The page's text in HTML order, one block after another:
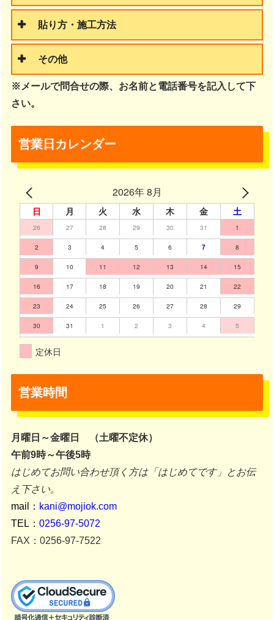
貼り方・施工方法
その他
※メールで問合せの際、お名前と電話番号を記入して下
さい。
営業日カレンダー
2026年 8月
日 月 火 水 木 金 土
26 27 28 29 30 31 1
2 3 4 5 6 7 8
9 10 11 12 13 14 15
16 17 18 19 20 21 22
23 24 25 26 27 28 29
30 31 1 2 3 4 5
定休日
営業時間
月曜日～金曜日 （土曜不定休）
午前9時～午後5時
はじめてお問い合わせ頂く方は「はじめてです」とお伝
え下さい。
mail： kani@mojiok.com
TEL：0256-97-5072
FAX：0256-97-7522